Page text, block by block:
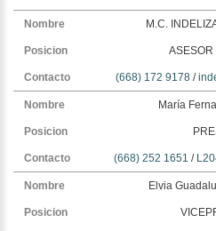
M.C.
ASESOR
(668) 172 9178/
María
(668) 252 1651 /
Elvia